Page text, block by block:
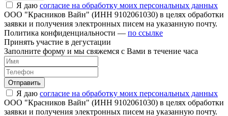
Я даю согласие на обработку моих персональных данных
ООО "Красников Вайн" (ИНН 9102061030) в целях обработки
заявки и получения электронных писем на указанную почту.
Политика конфиденциальности — по ссылке
Принять участие в дегустации
Заполните форму и мы свяжемся с Вами в течение часа
Отправить
Я даю согласие на обработку моих персональных данных
ООО "Красников Вайн" (ИНН 9102061030) в целях обработки
заявки и получения электронных писем на указанную почту.